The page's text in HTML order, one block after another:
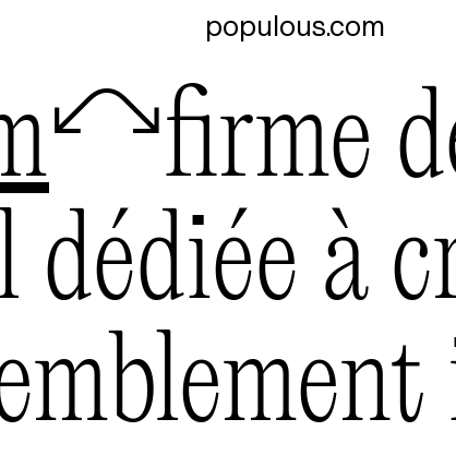
populous.com
🦉firme
à